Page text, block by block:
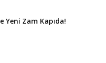
Yeni Zam Kapıda!